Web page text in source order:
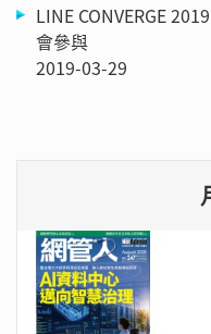
LINE CONVERGE
會參與
2019-03-29